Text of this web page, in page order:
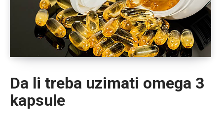
Da li treba uzimati omega 3
kapsule